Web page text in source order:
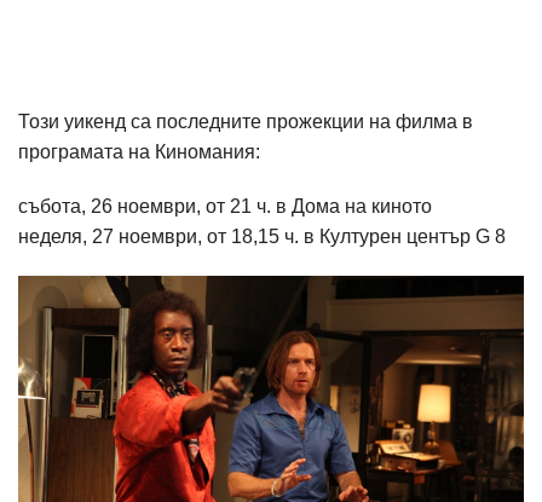
Този уикенд са последните прожекции на филма в
програмата на Киномания:
събота, 26 ноември, от 21 ч. в Дома на киното
неделя, 27 ноември, от 18,15 ч. в Културен център G 8